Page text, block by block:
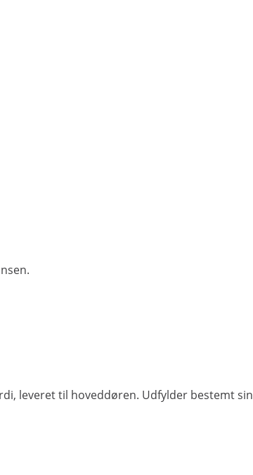
leveret til hoveddøren. Udfylder bestemt sin